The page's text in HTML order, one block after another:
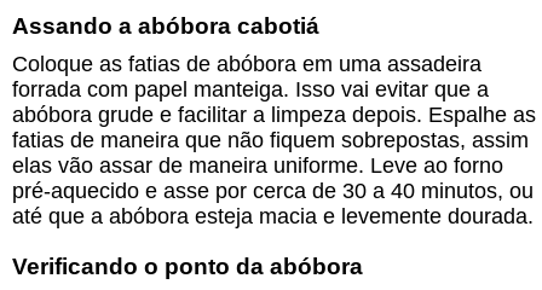
Assando a abóbora cabotiá
Coloque as fatias de abóbora em uma assadeira
forrada com papel manteiga. Isso vai evitar que a
abóbora grude e facilitar a limpeza depois. Espalhe as
fatias de maneira que não fiquem sobrepostas, assim
elas vão assar de maneira uniforme. Leve ao forno
pré-aquecido e asse por cerca de 30 a 40 minutos, ou
até que a abóbora esteja macia e levemente dourada.
Verificando o ponto da abóbora